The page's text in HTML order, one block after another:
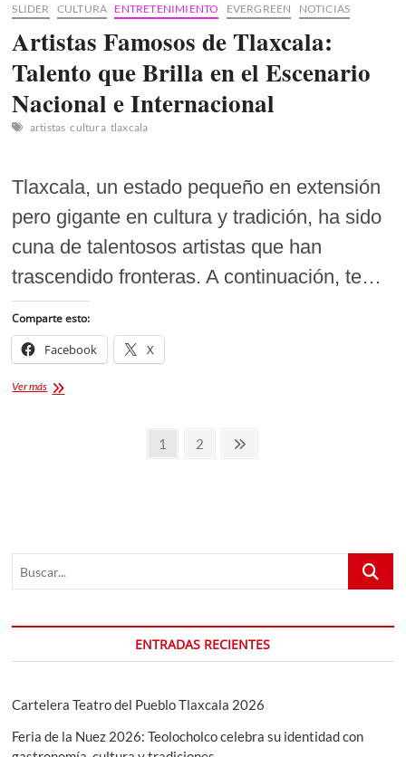
Netzahualcóyotl
SLIDER CULTURA ENTRETENIMIENTO EVERGREEN NOTICIAS
Artistas Famosos de Tlaxcala:
Talento que Brilla en el Escenario
Nacional e Internacional
artistas cultura tlaxcala
Tlaxcala, un estado pequeño en extensión
pero gigante en cultura y tradición, ha sido
cuna de talentosos artistas que han
trascendido fronteras. A continuación, te…
Comparte esto:
Facebook X
Ver másArtistas
Internacional
Página
1 Página
2
Buscar...
ENTRADAS RECIENTES
Cartelera Teatro del Pueblo Tlaxcala 2026
Feria de la Nuez 2026: Teolocholco celebra su identidad con